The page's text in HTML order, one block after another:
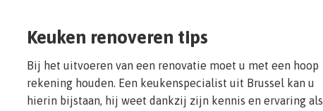
Keuken renoveren tips
Bij het uitvoeren van een renovatie moet u met een hoop
rekening houden. Een keukenspecialist uit Brussel kan u
hierin bijstaan, hij weet dankzij zijn kennis en ervaring als